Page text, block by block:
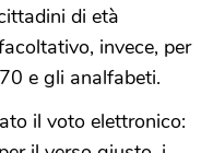
di età
invece, per
e gli analfabeti.
il voto elettronico: